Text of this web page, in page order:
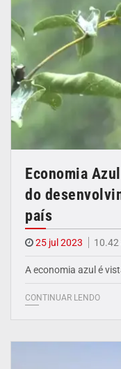
Economia
do
país
25 jul 2023 10.42
A economia azul é
CONTINUAR LENDO